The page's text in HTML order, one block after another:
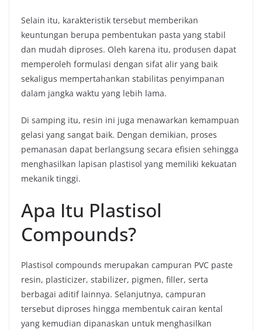
Selain itu, karakteristik tersebut memberikan
keuntungan berupa pembentukan pasta yang stabil
dan mudah diproses. Oleh karena itu, produsen dapat
memperoleh formulasi dengan sifat alir yang baik
sekaligus mempertahankan stabilitas penyimpanan
dalam jangka waktu yang lebih lama.
Di samping itu, resin ini juga menawarkan kemampuan
gelasi yang sangat baik. Dengan demikian, proses
pemanasan dapat berlangsung secara efisien sehingga
menghasilkan lapisan plastisol yang memiliki kekuatan
mekanik tinggi.
Apa Itu Plastisol
Compounds?
Plastisol compounds merupakan campuran PVC paste
resin, plasticizer, stabilizer, pigmen, filler, serta
berbagai aditif lainnya. Selanjutnya, campuran
tersebut diproses hingga membentuk cairan kental
yang kemudian dipanaskan untuk menghasilkan